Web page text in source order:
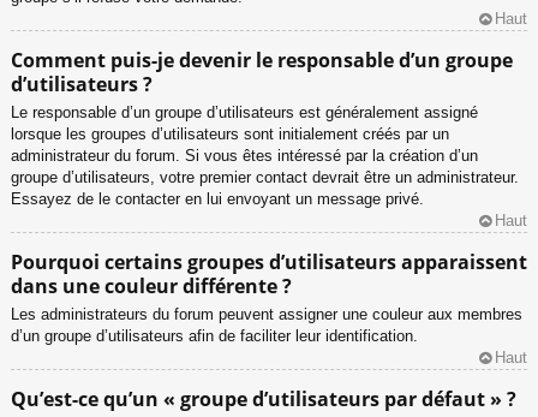
Haut
Comment puis-je devenir le responsable d’un groupe
d’utilisateurs ?
Le responsable d’un groupe d’utilisateurs est généralement assigné
lorsque les groupes d’utilisateurs sont initialement créés par un
administrateur du forum. Si vous êtes intéressé par la création d’un
groupe d’utilisateurs, votre premier contact devrait être un administrateur.
Essayez de le contacter en lui envoyant un message privé.
Haut
Pourquoi certains groupes d’utilisateurs apparaissent
dans une couleur différente ?
Les administrateurs du forum peuvent assigner une couleur aux membres
d’un groupe d’utilisateurs afin de faciliter leur identification.
Haut
Qu’est-ce qu’un « groupe d’utilisateurs par défaut » ?